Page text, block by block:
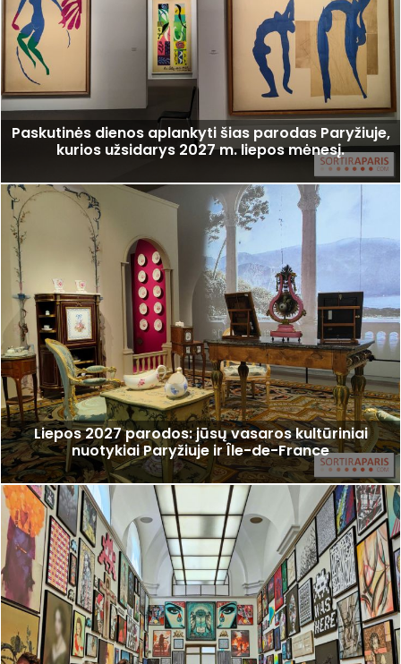
Paskutinės dienos aplankyti šias parodas Paryžiuje,
kurios užsidarys 2027 m. liepos mėnesį.
Liepos 2027 parodos: jūsų vasaros kultūriniai
nuotykiai Paryžiuje ir Île-de-France